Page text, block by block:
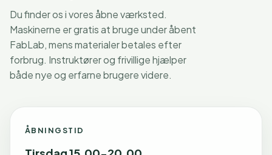
Du finder os i vores åbne værksted.
Maskinerne er gratis at bruge under åbent
FabLab, mens materialer betales efter
forbrug. Instruktører og frivillige hjælper
både nye og erfarne brugere videre.
ÅBNINGSTID